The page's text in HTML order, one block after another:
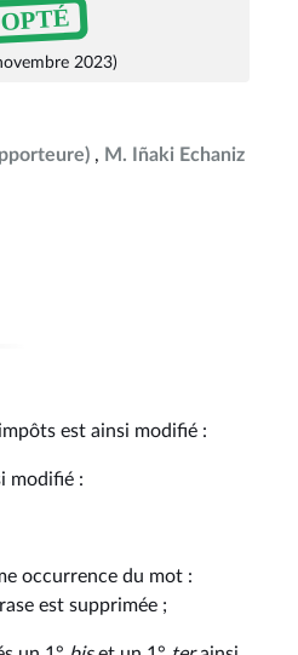
2023)
M. Iñaki Echaniz
est ainsi modifié :
modifié :
occurrence du mot :
est supprimée ;